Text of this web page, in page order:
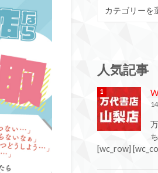
人気記事
[wc_row]